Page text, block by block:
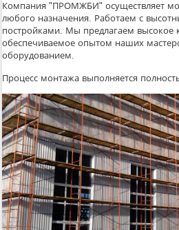
Компания "ПРОМЖБИ" осуществляет
любого назначения. Работаем с
постройками. Мы предлагаем высокое
обеспечиваемое опытом наших
оборудованием.
Процесс монтажа выполняется